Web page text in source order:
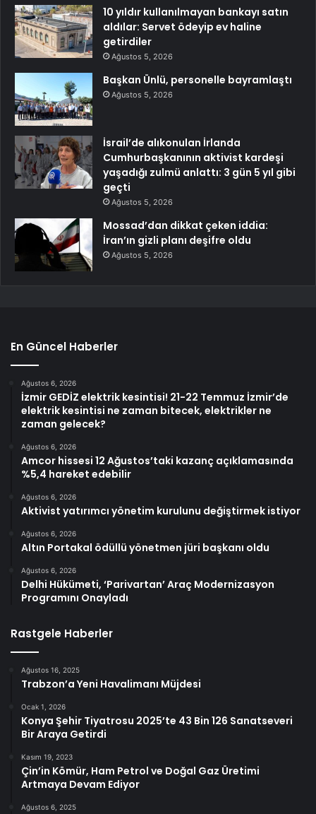
10 yıldır kullanılmayan bankayı satın
aldılar: Servet ödeyip ev haline
getirdiler
Ağustos 5, 2026
Başkan Ünlü, personelle bayramlaştı
Ağustos 5, 2026
İsrail’de alıkonulan İrlanda
Cumhurbaşkanının aktivist kardeşi
yaşadığı zulmü anlattı: 3 gün 5 yıl gibi
geçti
Ağustos 5, 2026
Mossad’dan dikkat çeken iddia:
İran’ın gizli planı deşifre oldu
Ağustos 5, 2026
En Güncel Haberler
Ağustos 6, 2026
İzmir GEDİZ elektrik kesintisi! 21-22 Temmuz İzmir’de
elektrik kesintisi ne zaman bitecek, elektrikler ne
zaman gelecek?
Ağustos 6, 2026
Amcor hissesi 12 Ağustos’taki kazanç açıklamasında
%5,4 hareket edebilir
Ağustos 6, 2026
Aktivist yatırımcı yönetim kurulunu değiştirmek istiyor
Ağustos 6, 2026
Altın Portakal ödüllü yönetmen jüri başkanı oldu
Ağustos 6, 2026
Delhi Hükümeti, ‘Parivartan’ Araç Modernizasyon
Programını Onayladı
Rastgele Haberler
Ağustos 16, 2025
Trabzon’a Yeni Havalimanı Müjdesi
Ocak 1, 2026
Konya Şehir Tiyatrosu 2025’te 43 Bin 126 Sanatseveri
Bir Araya Getirdi
Kasım 19, 2023
Çin’in Kömür, Ham Petrol ve Doğal Gaz Üretimi
Artmaya Devam Ediyor
Ağustos 6, 2025